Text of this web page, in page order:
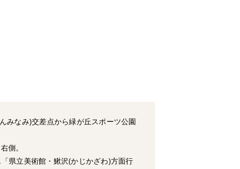
みなみ)交差点から緑が丘スポーツ公園
側。
県立美術館・鰍沢(かじかざわ)方面行